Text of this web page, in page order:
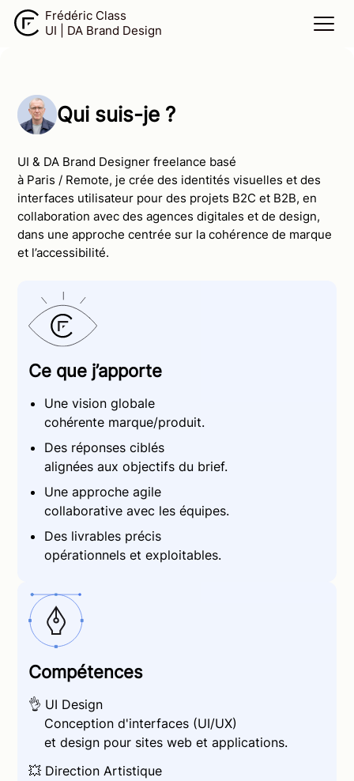
Frédéric Class
UI | DA Brand Design
Qui suis-je ?
UI & DA Brand Designer freelance basé
à Paris / Remote, je crée des identités visuelles et des
interfaces utilisateur pour des projets B2C et B2B, en
collaboration avec des agences digitales et de design,
dans une approche centrée sur la cohérence de marque
et l’accessibilité.
Ce que j’apporte
Une vision globale
cohérente marque/produit.
Des réponses ciblés
alignées aux objectifs du brief.
Une approche agile
collaborative avec les équipes.
Des livrables précis
opérationnels et exploitables.
Compétences
👌 UI Design
Conception d'interfaces (UI/UX)
et design pour sites web et applications.
💥 Direction Artistique